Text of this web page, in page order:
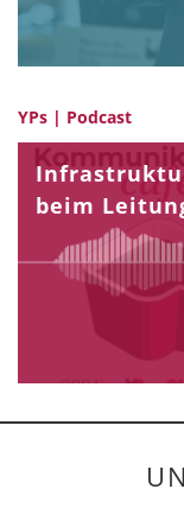
YPs | Podcast
beim